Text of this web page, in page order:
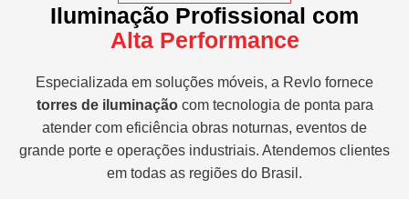
Iluminação Profissional com
Alta Performance
Especializada em soluções móveis, a Revlo fornece
torres de iluminaçãocom tecnologia de ponta para
atender com eficiência obras noturnas, eventos de
grande porte e operações industriais. Atendemos clientes
em todas as regiões do Brasil.